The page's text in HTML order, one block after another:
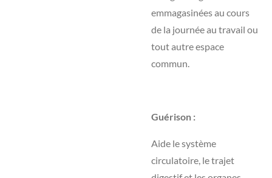
emmagasinées au cours
de la journée au travail ou
tout autre espace
commun.
Guérison :
Aide le système
circulatoire, le trajet